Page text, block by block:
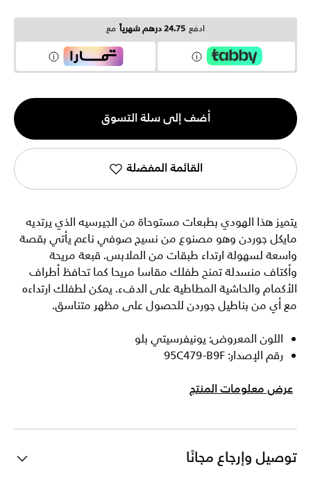
ادفع 24.75 درهم شهرياً مع
الكمية
1
أضف إلى سلة التسوق
القائمة المفضلة
يتميز هذا الهودي بطبعات مستوحاة من الجيرسيه الذي يرتديه
مايكل جوردن وهو مصنوع من نسيج صوفي ناعم يأتي بقصة
واسعة لسهولة ارتداء طبقات من الملابس. قبعة مريحة
وأكتاف منسدلة تمنح طفلك مقاسا مريحا كما تحافظ أطراف
الأكمام والحاشية المطاطية على الدفء. يمكن لطفلك ارتداءه
مع أي من بناطيل جوردن للحصول على مظهر متناسق.
اللون المعروض: يونيفرسيتي بلو
رقم الإصدار: 95C479-B9F
عرض معلومات المنتج
توصيل وإرجاع مجانًا